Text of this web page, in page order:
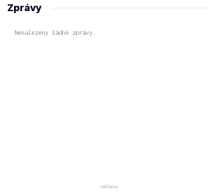
Zprávy
Nenalezeny žádné zprávy.